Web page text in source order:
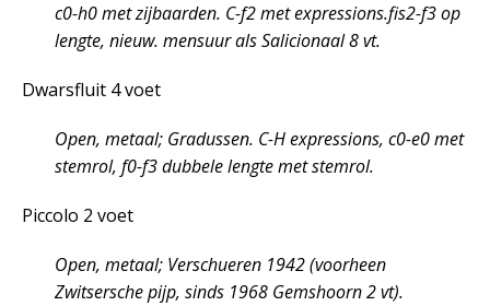
c0-h0 met zijbaarden. C-f2 met expressions.fis2-f3 op
lengte, nieuw. mensuur als Salicionaal 8 vt.
Dwarsfluit 4 voet
Open, metaal; Gradussen. C-H expressions, c0-e0 met
stemrol, f0-f3 dubbele lengte met stemrol.
Piccolo 2 voet
Open, metaal; Verschueren 1942 (voorheen
Zwitsersche pijp, sinds 1968 Gemshoorn 2 vt).